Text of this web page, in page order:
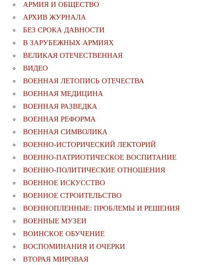
АРМИЯ И ОБЩЕСТВО
АРХИВ ЖУРНАЛА
БЕЗ СРОКА ДАВНОСТИ
В ЗАРУБЕЖНЫХ АРМИЯХ
ВЕЛИКАЯ ОТЕЧЕСТВЕННАЯ
ВИДЕО
ВОЕННАЯ ЛЕТОПИСЬ ОТЕЧЕСТВА
ВОЕННАЯ МЕДИЦИНА
ВОЕННАЯ РАЗВЕДКА
ВОЕННАЯ РЕФОРМА
ВОЕННАЯ СИМВОЛИКА
ВОЕННО-ИСТОРИЧЕСКИЙ ЛЕКТОРИЙ
ВОЕННО-ПАТРИОТИЧЕСКОЕ ВОСПИТАНИЕ
ВОЕННО-ПОЛИТИЧЕСКИE ОТНОШЕНИЯ
ВОЕННОЕ ИСКУССТВО
ВОЕННОЕ СТРОИТЕЛЬСТВО
ВОЕННОПЛЕННЫЕ: ПРОБЛЕМЫ И РЕШЕНИЯ
ВОЕННЫЕ МУЗЕИ
ВОИНСКОЕ ОБУЧЕНИЕ
ВОСПОМИНАНИЯ И ОЧЕРКИ
ВТОРАЯ МИРОВАЯ